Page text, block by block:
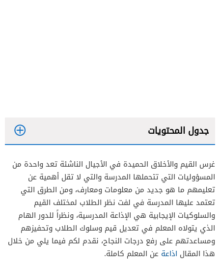
جدول المحتويات
مقدمة اذاعة مدرسية عن المعلم
فقرة القرآن الكريم عن المعلم
فقرة الحديث الشريف عن المعلم
فقرة حكمة اليوم عن المعلم
فقرة الشعر عن المعلم
فقرة هل تعلم عن المعلم
غرس القيم والأخلاق الحميدة في الأجيال الناشئة تعد واحدة من
المسؤوليات التي تتحملها المدرسة والتي لا تقل أهمية عن
تعليمهم ما هو جديد من معلومات ومعارف، ومن الطرق التي
تعتمد عليها المدرسة في لفت نظر الطلاب لمختلف القيم
والسلوكيات الإيجابية هي الإذاعة المدرسية، ونظراً للدور الهام
الذي يتولاه المعلم في تعديل قيم وسلوك الطلاب وتحفيزهم
ومساعدتهم على رفع درجات النجاح، نقدم لكم فيما يلي من خلال
هذا المقال اذاعة عن المعلم كاملة.